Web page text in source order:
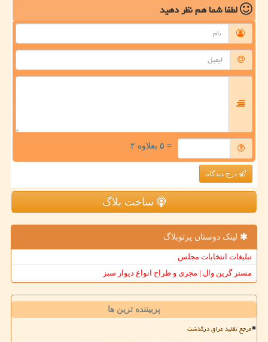
لطفا شما همنظر دهید
= ۵ بعلاوه ۲
درج دیدگاه
ساخت بلاگ
لینک دوستان پرتوبلاگ
تبلیغات انتخابات مجلس
مستر گرین وال | مجری و طراح انواع دیوار سبز
پربیننده ترین ها
مرجع تقلید عراق درگذشت